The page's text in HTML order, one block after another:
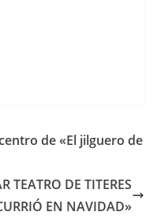
de «El jilguero de
TEATRO DE TITERES
EN NAVIDAD»